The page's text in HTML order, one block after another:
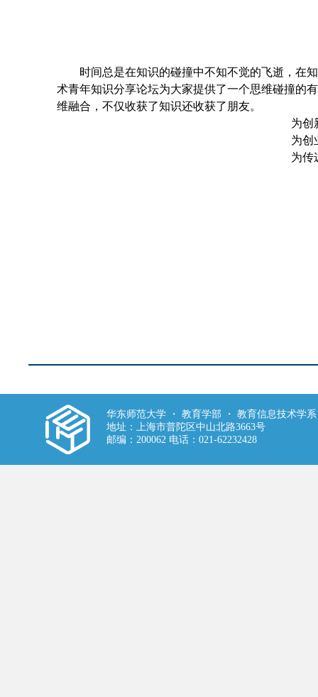
时间总是在知识的碰撞中不知不觉的飞逝，在
术青年知识分享论坛为大家提供了一个思维碰撞的
维融合，不仅收获了知识还收获了朋友。
为创
为创
为传
华东师范大学 ・ 教育学部 ・ 教育信息技术学系
地址：上海市普陀区中山北路3663号
邮编：200062 电话：021-62232428